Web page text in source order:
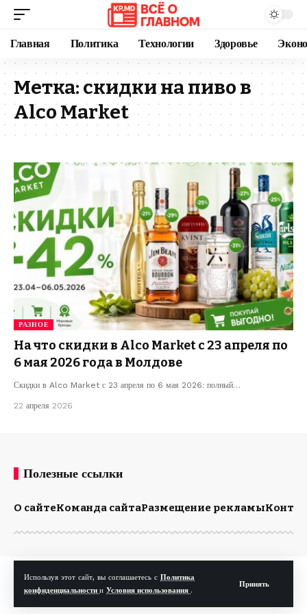
Используя этот сайт, вы соглашаетесь с Политика
конфиденциальности и Условия использования .
Принять
Главная Политика Технологии Здоровье
Метка: скидки на пиво в
Alco Market
РАЗНОЕ
На что скидки в Alco Market с 23 апреля по
6 мая 2026 года в Молдове
Скидки в Alco Market с 23 апреля по 6 мая 2026: полный…
22 апреля 2026
Полезные ссылки
О сайтеКоманда сайтаРазмещение рекламы
© Kp.md. Все права защищены.